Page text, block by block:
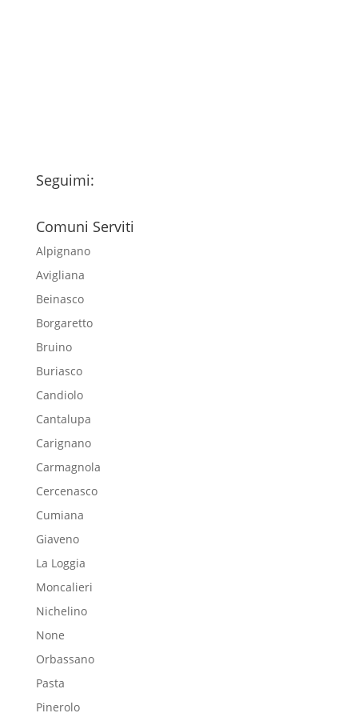
Seguimi:
Comuni Serviti
Alpignano
Avigliana
Beinasco
Borgaretto
Bruino
Buriasco
Candiolo
Cantalupa
Carignano
Carmagnola
Cercenasco
Cumiana
Giaveno
La Loggia
Moncalieri
Nichelino
None
Orbassano
Pasta
Pinerolo